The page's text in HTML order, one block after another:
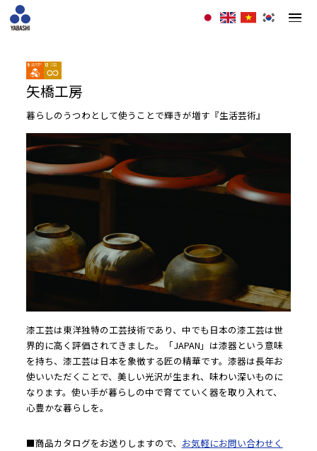
矢橋工房
暮らしのうつわとして使うことで輝きが増す『生活芸術』
漆工芸は東洋独特の工芸技術であり、中でも日本の漆工芸は世
界的に高く評価されてきました。「JAPAN」は漆器という意味
を持ち、漆工芸は日本を象徴する匠の精華です。漆器は長年お
使いいただくことで、美しい光沢が生まれ、味わい深いものに
なります。使い手が暮らしの中で育てていく器を取り入れて、
心豊かな暮らしを。
■商品カタログをお送りしますので、 お気軽にお問い合わせく